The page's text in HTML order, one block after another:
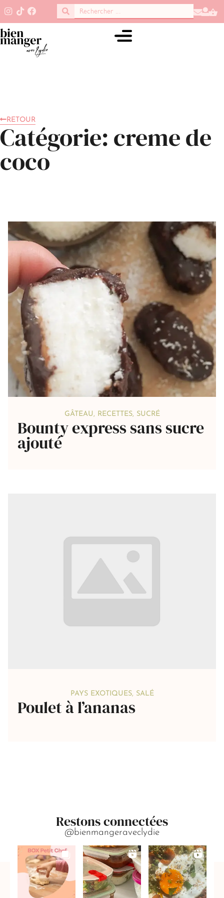
RETOUR
Catégorie: creme de
coco
GÂTEAU, RECETTES, SUCRÉ
Bounty express sans sucre
ajouté
PAYS EXOTIQUES, SALÉ
Poulet à l’ananas
Restons connectées
@bienmangeraveclydie